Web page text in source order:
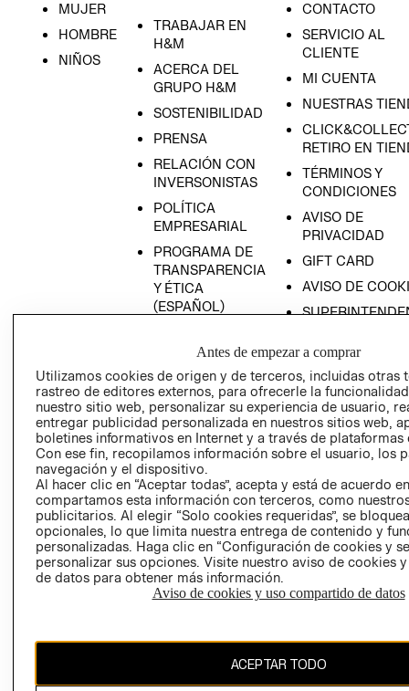
MUJER
HOMBRE
NIÑOS
TRABAJAR EN
H&M
ACERCA DEL
GRUPO H&M
SOSTENIBILIDAD
PRENSA
RELACIÓN CON
INVERSONISTAS
POLÍTICA
EMPRESARIAL
PROGRAMA DE
TRANSPARENCIA
Y ÉTICA
(ESPAÑOL)
TRANSPARENCIA
Y ÉTICA (INGLÉS)
CONTACTO
SERVICIO AL
CLIENTE
MI CUENTA
NUESTRAS
RETIRO EN
TÉRMINOS Y
CONDICIONES
AVISO DE
PRIVACIDAD
GIFT CARD
AVISO DE
COMERCIO - SIC
PETICIONES
QUEJAS Y
RECLAMOS
Colombia ($)
CAMBIAR REGIÓN
propiedad de H&M Hennes & Mauritz AB.
Antes de empezar a comprar
Utilizamos cookies de origen y de terceros, incluidas otras
rastreo de editores externos, para ofrecerle la
nuestro sitio web, personalizar su experiencia de usuario,
entregar publicidad personalizada en nuestros sitios web,
boletines informativos en Internet y a través de plataformas
Con ese fin, recopilamos información sobre el usuario, los
navegación y el dispositivo.
Al hacer clic en “Aceptar todas”, acepta y está de acuerdo
compartamos esta información con terceros, como
publicitarios. Al elegir “Solo cookies requeridas”, se
opcionales, lo que limita nuestra entrega de contenido y
personalizadas. Haga clic en “Configuración de cookies y
personalizar sus opciones. Visite nuestro aviso de cookies
de datos para obtener más información.
Aviso de cookies y uso compartido de datos
ACEPTAR TODO